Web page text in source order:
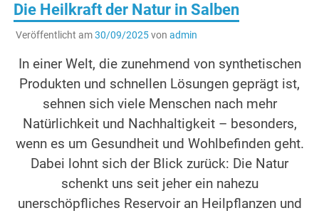
Die Heilkraft der Natur in Salben
Veröffentlicht am30/09/2025von admin
In einer Welt, die zunehmend von synthetischen
Produkten und schnellen Lösungen geprägt ist,
sehnen sich viele Menschen nach mehr
Natürlichkeit und Nachhaltigkeit – besonders,
wenn es um Gesundheit und Wohlbefinden geht.
Dabei lohnt sich der Blick zurück: Die Natur
schenkt uns seit jeher ein nahezu
unerschöpfliches Reservoir an Heilpflanzen und